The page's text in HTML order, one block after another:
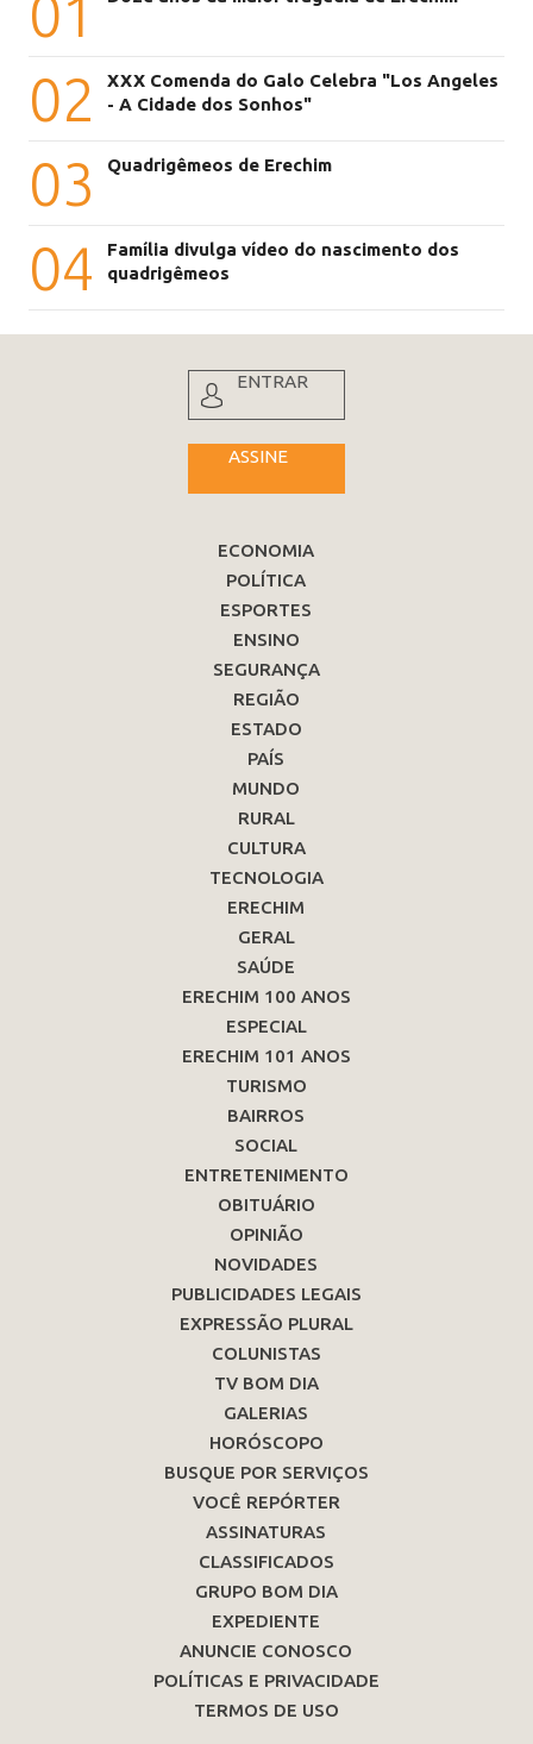
01
02
XXX Comenda do Galo Celebra "Los Angeles
- A Cidade dos Sonhos"
03 Quadrigêmeos de Erechim
04
Família divulga vídeo do nascimento dos
quadrigêmeos
ENTRAR
ASSINE
ECONOMIA
POLÍTICA
ESPORTES
ENSINO
SEGURANÇA
REGIÃO
ESTADO
PAÍS
MUNDO
RURAL
CULTURA
TECNOLOGIA
ERECHIM
GERAL
SAÚDE
ERECHIM 100 ANOS
ESPECIAL
ERECHIM 101 ANOS
TURISMO
BAIRROS
SOCIAL
ENTRETENIMENTO
OBITUÁRIO
OPINIÃO
NOVIDADES
PUBLICIDADES LEGAIS
EXPRESSÃO PLURAL
COLUNISTAS
TV BOM DIA
GALERIAS
HORÓSCOPO
BUSQUE POR SERVIÇOS
VOCÊ REPÓRTER
ASSINATURAS
CLASSIFICADOS
GRUPO BOM DIA
EXPEDIENTE
ANUNCIE CONOSCO
POLÍTICAS E PRIVACIDADE
TERMOS DE USO